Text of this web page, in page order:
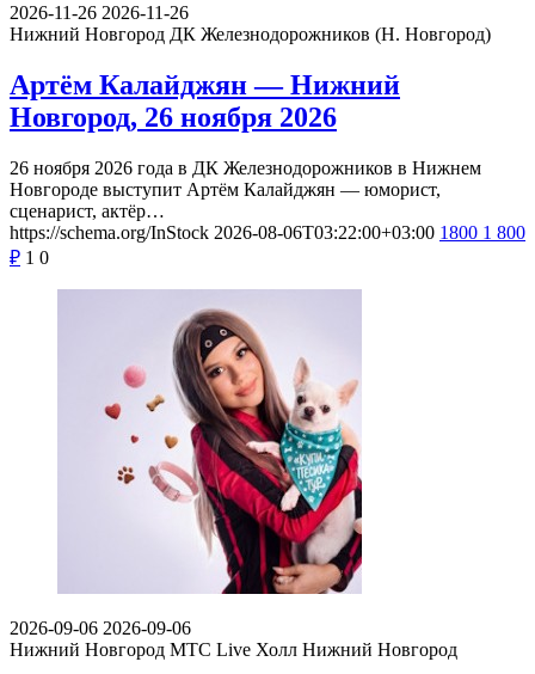
2026-11-26 2026-11-26
Нижний Новгород ДК Железнодорожников (Н. Новгород)
Артём Калайджян — Нижний
Новгород, 26 ноября 2026
26 ноября 2026 года в ДК Железнодорожников в Нижнем
Новгороде выступит Артём Калайджян — юморист,
сценарист, актёр…
https://schema.org/InStock 2026-08-06T03:22:00+03:00 1800 1 800
₽ 1 0
2026-09-06 2026-09-06
Нижний Новгород МТС Live Холл Нижний Новгород